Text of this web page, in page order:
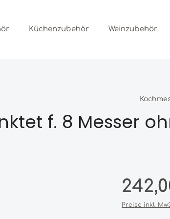
Küchenzubehör Weinzubehör
f. 8 Messer
Regulärer
Preise inkl.